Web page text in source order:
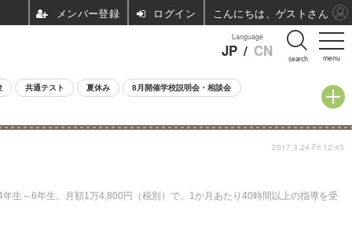
menu
Language
JP / CN search
共通テスト 夏休み 8月開催学校説明会・相談会
生～6年生。月額1万4,800円（税別）で、1か月あたり40時間以上の指導を受
2017.3.24 Fri 12:45
ログイン こんにちは、ゲストさん